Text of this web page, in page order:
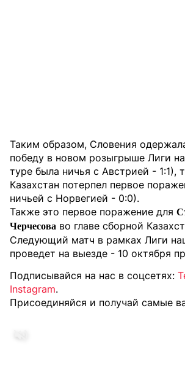
Таким образом, Словения
победу в новом розыгрыше Лиги
туре была ничья с Австрией - 1:1),
Казахстан потерпел первое
ничьей с Норвегией - 0:0).
Также это первое поражение для
Черчесова во главе сборной
Следующий матч в рамках Лиги
проведет на выезде - 10 октября
Подписывайся на нас в соцсетях:
Instagram.
Присоединяйся и получай самые